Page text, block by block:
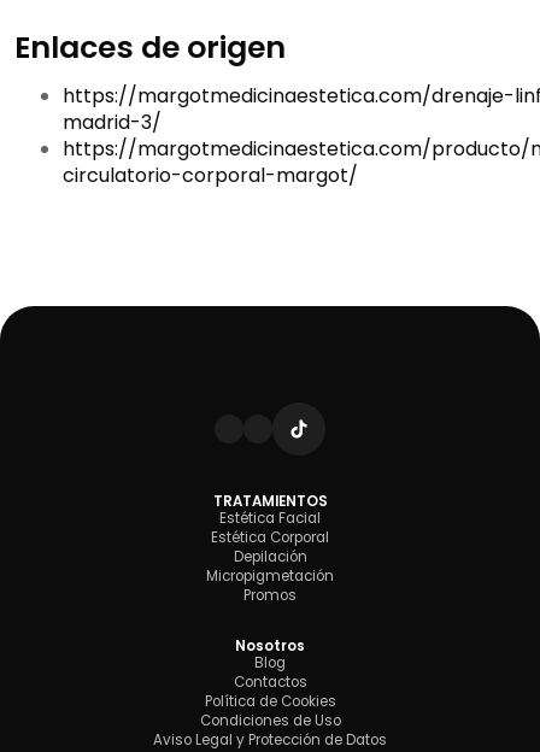
Enlaces de origen
https://margotmedicinaestetica.com/drenaje-
madrid-3/
https://margotmedicinaestetica.com/producto/
circulatorio-corporal-margot/
TRATAMIENTOS
Estética Facial
Estética Corporal
Depilación
Micropigmetación
Promos
Nosotros
Blog
Contactos
Política de Cookies
Condiciones de Uso
Aviso Legal y Protección de Datos